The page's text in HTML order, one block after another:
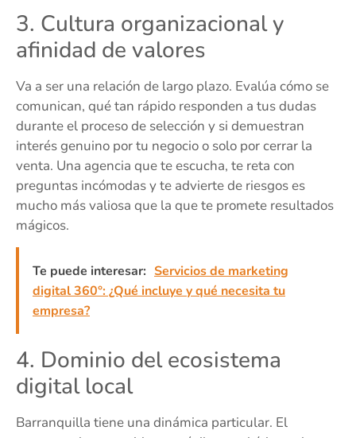
3. Cultura organizacional y
afinidad de valores
Va a ser una relación de largo plazo. Evalúa cómo se
comunican, qué tan rápido responden a tus dudas
durante el proceso de selección y si demuestran
interés genuino por tu negocio o solo por cerrar la
venta. Una agencia que te escucha, te reta con
preguntas incómodas y te advierte de riesgos es
mucho más valiosa que la que te promete resultados
mágicos.
Te puede interesar: Servicios de marketing
digital 360°: ¿Qué incluye y qué necesita tu
empresa?
4. Dominio del ecosistema
digital local
Barranquilla tiene una dinámica particular. El